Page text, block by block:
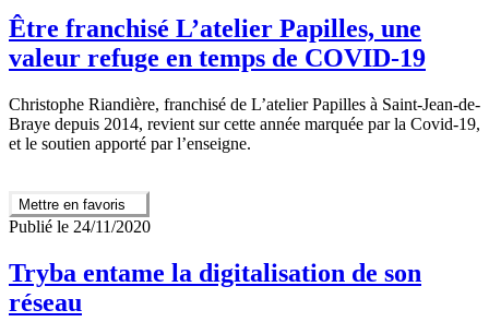
Être franchisé L’atelier Papilles, une
valeur refuge en temps de COVID-19
Christophe Riandière, franchisé de L’atelier Papilles à Saint-Jean-de-
Braye depuis 2014, revient sur cette année marquée par la Covid-19,
et le soutien apporté par l’enseigne.
Mettre en favoris
Publié le 24/11/2020
Tryba entame la digitalisation de son
réseau